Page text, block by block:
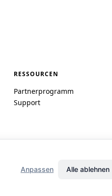
RESSOURCEN
Partnerprogramm
Support
Datenschutz
Anpassen Alle ablehnen